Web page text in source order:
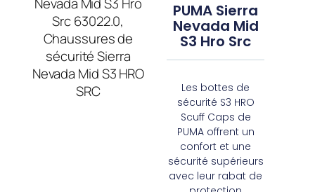
PUMA Sierra
Nevada Mid
S3 Hro Src
Les bottes de
sécurité S3 HRO
Scuff Caps de
PUMA offrent un
confort et une
sécurité supérieurs
avec leur rabat de